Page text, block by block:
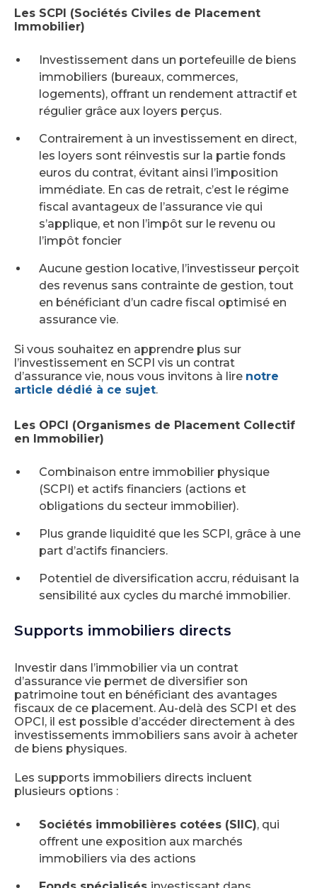
Les SCPI (Sociétés Civiles de Placement
Immobilier)
Investissement dans un portefeuille de biens
immobiliers (bureaux, commerces,
logements), offrant un rendement attractif et
régulier grâce aux loyers perçus.
Contrairement à un investissement en direct,
les loyers sont réinvestis sur la partie fonds
euros du contrat, évitant ainsi l’imposition
immédiate. En cas de retrait, c’est le régime
fiscal avantageux de l’assurance vie qui
s’applique, et non l’impôt sur le revenu ou
l’impôt foncier
Aucune gestion locative, l’investisseur perçoit
des revenus sans contrainte de gestion, tout
en bénéficiant d’un cadre fiscal optimisé en
assurance vie.
Si vous souhaitez en apprendre plus sur
l’investissement en SCPI vis un contrat
d’assurance vie, nous vous invitons à lire notre
article dédié à ce sujet.
Les OPCI (Organismes de Placement Collectif
en Immobilier)
Combinaison entre immobilier physique
(SCPI) et actifs financiers (actions et
obligations du secteur immobilier).
Plus grande liquidité que les SCPI, grâce à une
part d’actifs financiers.
Potentiel de diversification accru, réduisant la
sensibilité aux cycles du marché immobilier.
Supports immobiliers directs
Investir dans l’immobilier via un contrat
d’assurance vie permet de diversifier son
patrimoine tout en bénéficiant des avantages
fiscaux de ce placement. Au-delà des SCPI et des
OPCI, il est possible d’accéder directement à des
investissements immobiliers sans avoir à acheter
de biens physiques.
Les supports immobiliers directs incluent
plusieurs options :
Sociétés immobilières cotées (SIIC), qui
offrent une exposition aux marchés
immobiliers via des actions